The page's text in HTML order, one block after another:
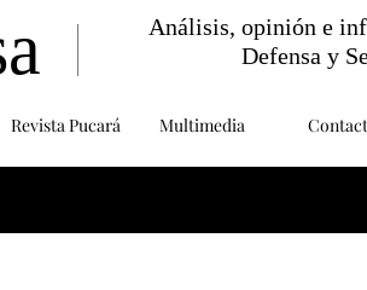
Revista Pucará Multimedia
Análisis, opinión e
Defensa y